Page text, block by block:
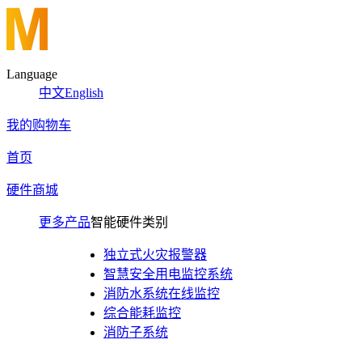
Language
中文English
我的购物车
首页
硬件商城
更多产品智能硬件类别
独立式火灾报警器
智慧安全用电监控系统
消防水系统在线监控
综合能耗监控
消防子系统